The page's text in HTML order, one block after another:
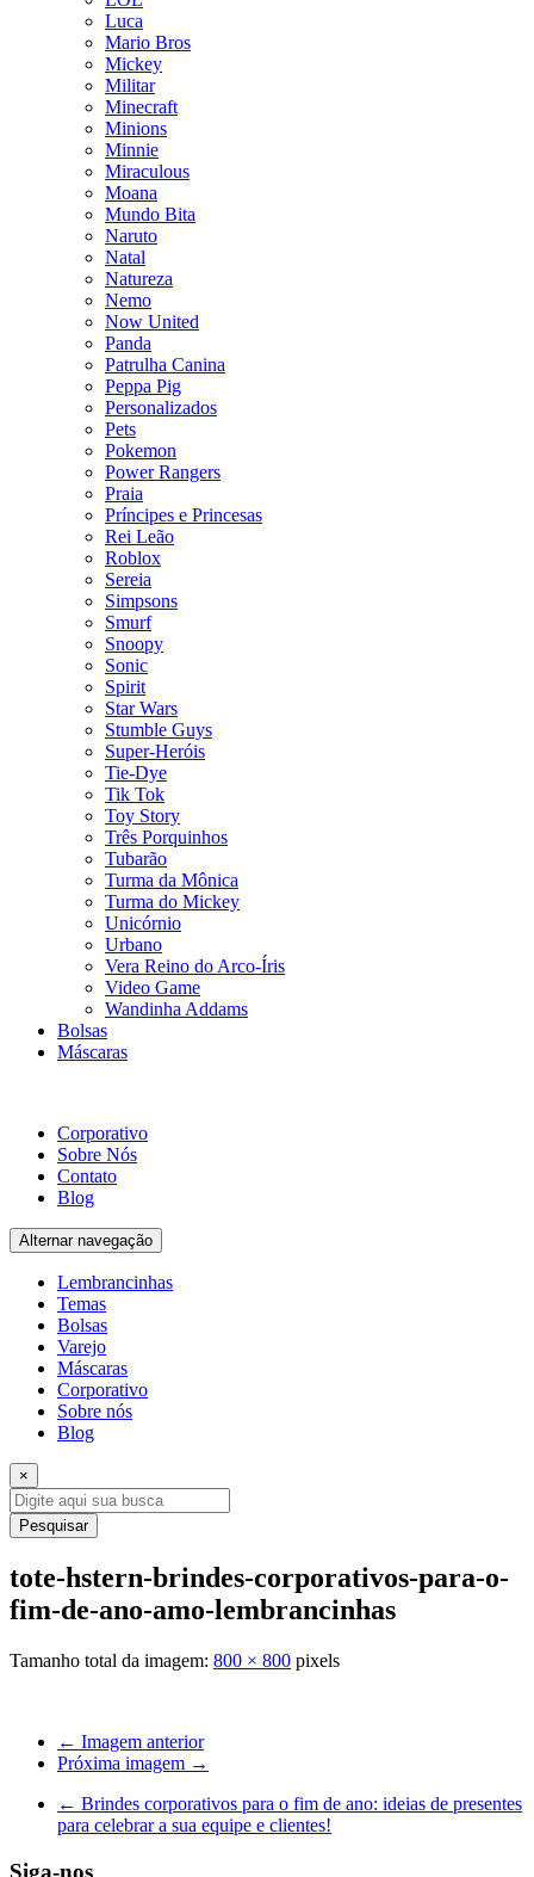
Luca
Mario Bros
Mickey
Militar
Minecraft
Minions
Minnie
Miraculous
Moana
Mundo Bita
Naruto
Natal
Natureza
Nemo
Now United
Panda
Patrulha Canina
Peppa Pig
Personalizados
Pets
Pokemon
Power Rangers
Praia
Príncipes e Princesas
Rei Leão
Roblox
Sereia
Simpsons
Smurf
Snoopy
Sonic
Spirit
Star Wars
Stumble Guys
Super-Heróis
Tie-Dye
Tik Tok
Toy Story
Três Porquinhos
Tubarão
Turma da Mônica
Turma do Mickey
Unicórnio
Urbano
Vera Reino do Arco-Íris
Video Game
Wandinha Addams
Bolsas
Máscaras
Corporativo
Sobre Nós
Contato
Blog
Alternar navegação
Lembrancinhas
Temas
Bolsas
Varejo
Máscaras
Corporativo
Sobre nós
Blog
×
Pesquisar
tote-hstern-brindes-corporativos-para-o-
fim-de-ano-amo-lembrancinhas
Tamanho total da imagem: 800 × 800 pixels
← Imagem anterior
Próxima imagem →
← Brindes corporativos para o fim de ano: ideias de presentes
para celebrar a sua equipe e clientes!
Siga-nos